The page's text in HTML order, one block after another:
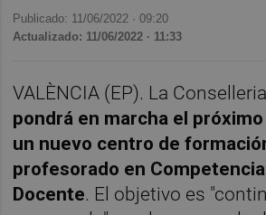
Publicado: 11/06/2022 ·09:20
Actualizado: 11/06/2022 · 11:33
VALÈNCIA (EP). La
pondrá en marcha el
un nuevo centro de
profesorado en
Docente. El objetivo es